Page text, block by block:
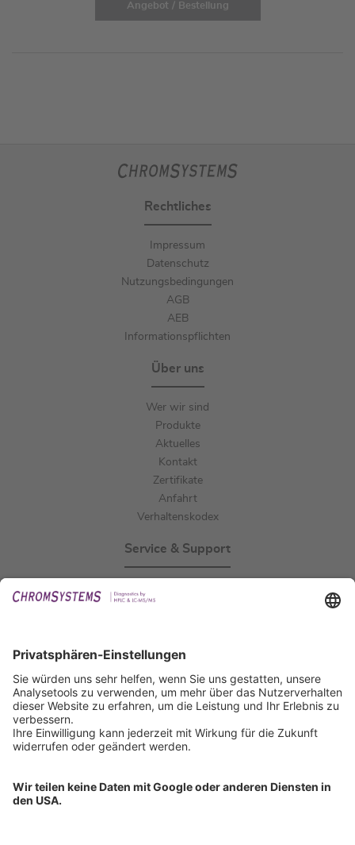
Angebot / Bestellung
Rechtliches
Impressum
Datenschutz
Nutzungsbedingungen
AGB
AEB
Informationspflichten
Über uns
Wer wir sind
Produkte
Aktuelles
Kontakt
Zertifikate
Anfahrt
Verhaltenskodex
Service & Support
IFU anfordern
Zertifizierungen
ISO 9001 Zertifikat